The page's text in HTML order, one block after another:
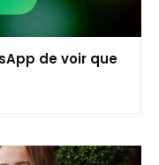
de voir que